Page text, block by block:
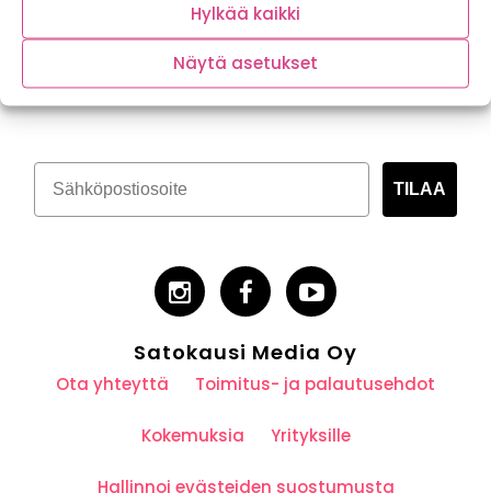
Hylkää kaikki
Näytä asetukset
Tilaa kasvispitoinen uutiskirje
TILAA
Satokausi Media Oy
Ota yhteyttä Toimitus- ja palautusehdot
Kokemuksia Yrityksille
Hallinnoi evästeiden suostumusta